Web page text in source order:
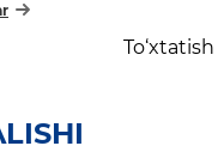
To‘xtatish